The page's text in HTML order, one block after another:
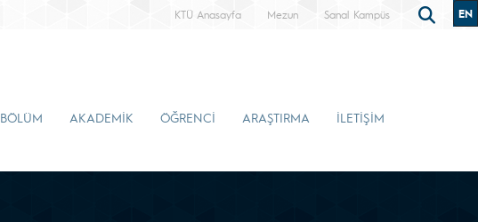
KTÜ Anasayfa Mezun Sanal Kampüs EN
BÖLÜM AKADEMİK ÖĞRENCİ ARAŞTIRMA İLETİŞİM